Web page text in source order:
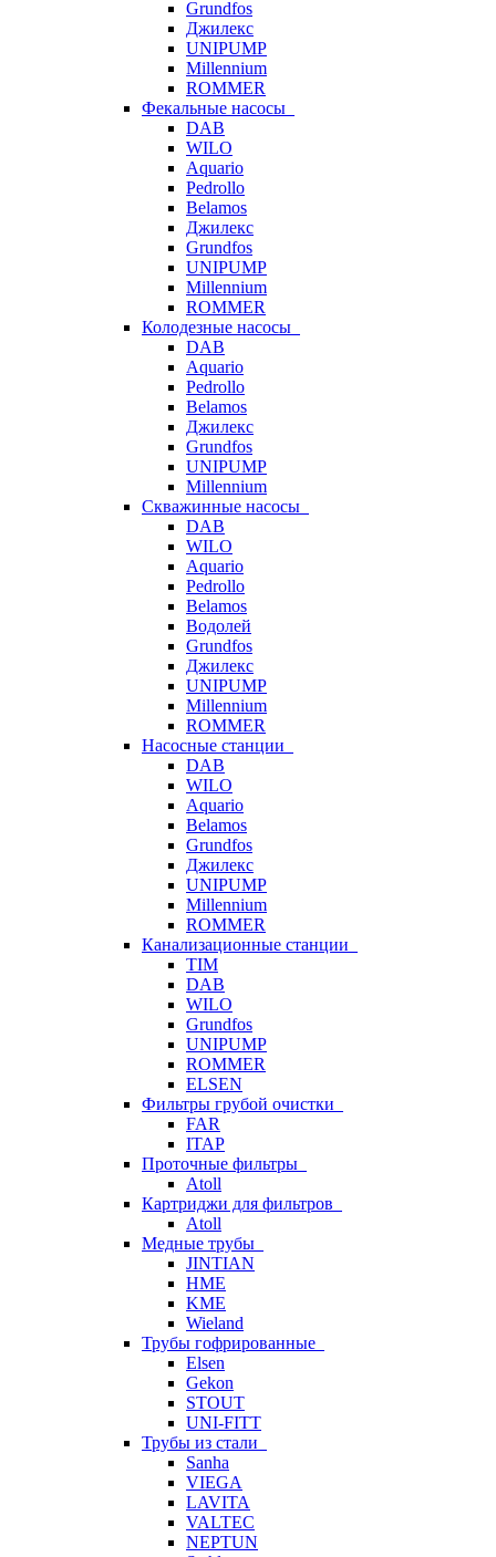
Grundfos
Джилекс
UNIPUMP
Millennium
ROMMER
Фекальные насосы
DAB
WILO
Aquario
Pedrollo
Belamos
Джилекс
Grundfos
UNIPUMP
Millennium
ROMMER
Колодезные насосы
DAB
Aquario
Pedrollo
Belamos
Джилекс
Grundfos
UNIPUMP
Millennium
Скважинные насосы
DAB
WILO
Aquario
Pedrollo
Belamos
Водолей
Grundfos
Джилекс
UNIPUMP
Millennium
ROMMER
Насосные станции
DAB
WILO
Aquario
Belamos
Grundfos
Джилекс
UNIPUMP
Millennium
ROMMER
Канализационные станции
TIM
DAB
WILO
Grundfos
UNIPUMP
ROMMER
ELSEN
Фильтры грубой очистки
FAR
ITAP
Проточные фильтры
Atoll
Картриджи для фильтров
Atoll
Медные трубы
JINTIAN
HME
KME
Wieland
Трубы гофрированные
Elsen
Gekon
STOUT
UNI-FITT
Трубы из стали
Sanha
VIEGA
LAVITA
VALTEC
NEPTUN